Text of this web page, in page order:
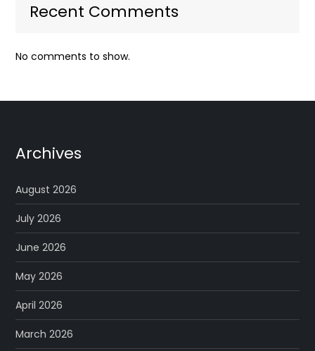
Recent Comments
No comments to show.
Archives
August 2026
July 2026
June 2026
May 2026
April 2026
March 2026